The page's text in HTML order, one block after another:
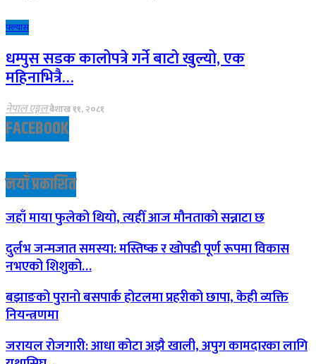
फ्ल्यास
धम्पुस सडक कालोपत्रे गर्ने बाटो खुल्यो, एक
महिनाभित्रै…
नेपाल एङ्गलबैशाख ११, २०८१
FACEBOOK
नयाँ प्रकाशित
जहाँ माया फुलेको थियो, त्यहीँ आज मौनताको सन्नाटा छ
दुर्लभ जन्मजात समस्या: मस्तिष्क र खोपडी पूर्ण रूपमा विकास
नभएको शिशुको…
बझाङको पुरानो बसपार्क होटलमा प्रहरीको छापा, केही व्यक्ति
नियन्त्रणमा
जरायल रोजगारी: आधा कोटा अझै खाली, अपुग कामदारका लागि